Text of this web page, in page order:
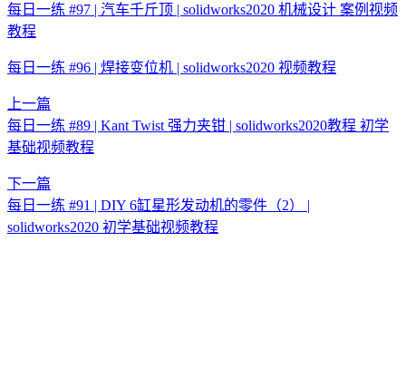
每日一练 #97 | 汽车千斤顶 | solidworks2020 机械设计 案例视频
教程
每日一练 #96 | 焊接变位机 | solidworks2020 视频教程
上一篇
每日一练 #89 | Kant Twist 强力夹钳 | solidworks2020教程 初学
基础视频教程
下一篇
每日一练 #91 | DIY 6缸星形发动机的零件（2） |
solidworks2020 初学基础视频教程